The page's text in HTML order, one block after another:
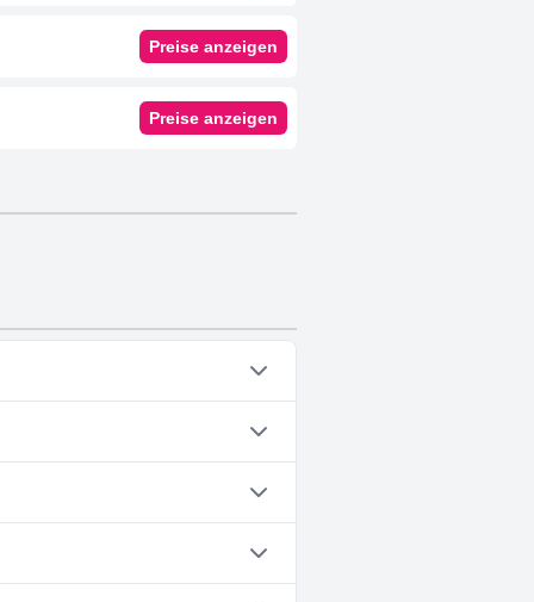
Preise anzeigen
Preise anzeigen